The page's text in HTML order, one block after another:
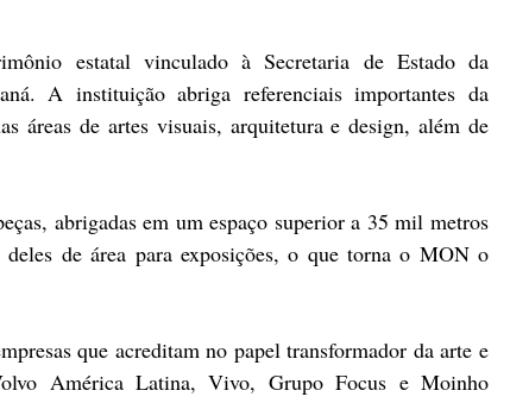
estatal vinculado à Secretaria de Estado da
A instituição abriga referenciais importantes da
áreas de artes visuais, arquitetura e design, além de
abrigadas em um espaço superior a 35 mil metros
de área para exposições, o que torna o MON o
que acreditam no papel transformador da arte e
América Latina, Vivo, Grupo Focus e Moinho